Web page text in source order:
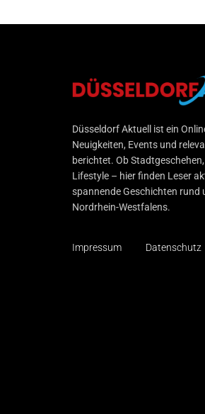
Düsseldorf
Düsseldorf Aktuell ist ein
Neuigkeiten, Events und
berichtet. Ob
Lifestyle – hier finden Leser
spannende Geschichten
Nordrhein-Westfalens.
Impressum Datenschutz